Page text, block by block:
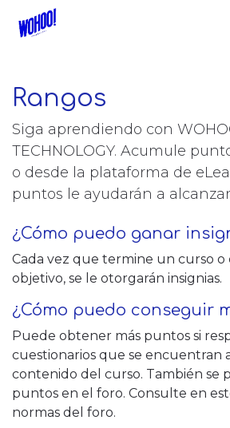
Ir al contenido
Rangos
Siga aprendiendo con
TECHNOLOGY. Acumule
o desde la plataforma de
puntos le ayudarán a
¿Cómo puedo ganar
Cada vez que termine un curso
objetivo, se le otorgarán insignias.
¿Cómo puedo conseguir
Puede obtener más puntos si
cuestionarios que se encuentran
contenido del curso. También se
puntos en el foro. Consulte en
normas del foro.